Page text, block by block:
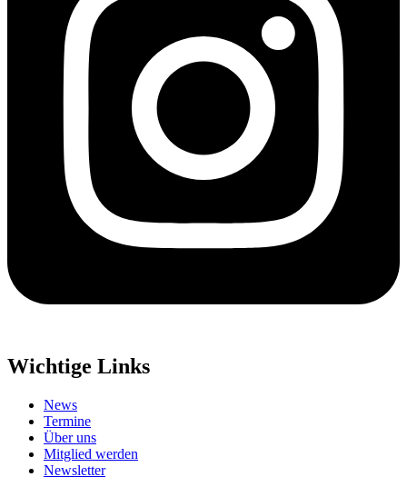
Wichtige Links
News
Termine
Über uns
Mitglied werden
Newsletter